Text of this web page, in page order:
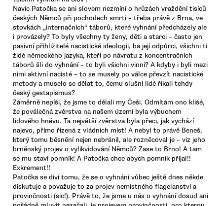
Navíc Patočka se ani slovem nezmíní o hrůzách vraždění tisíců
českých Němců při pochodech smrti – třeba právě z Brna, ve
stovkách „internačních“ táborů, které vyhnání předcházely ale
i provázely? To byly všechny ty ženy, děti a starci – často jen
pasivní přihližitelé nacistické ideologii, ba její odpůrci, všichni ti
židé německého jazyka, kteří po návratu z koncentračních
táborů šli do vyhnání – to byli všichni vinni? A kdyby i byli mezi
nimi aktivní nacisté – to se musely po válce převzít nacistické
metody a muselo se dělat to, čemu slušní lidé říkali tehdy
český gestapismus?
Záměrně nepíši, že jsme to dělali my Češi. Odmítám ono klišé,
že poválečná zvěrstva na našem území byla výbuchem
lidového hněvu. Ta největší zvěrstva byla přeci, jak vychází
najevo, přímo řízená z vládních míst! A nebyl to právě Beneš,
který tomu běsnění nejen nebránil, ale rozněcoval je – viz jeho
brněnský projev o vylikvidování Němců? Zase to Brno! A tam
se mu staví pomník! A Patočka chce abych pomník přijal!!
Exkrement!!
Patočka se diví tomu, že se o vyhnání vůbec ještě dnes někde
diskutuje a považuje to za projev nemístného flagelanství a
provinčnosti (sic!). Právě to, že jsme u nás o vyhnání dosud ani